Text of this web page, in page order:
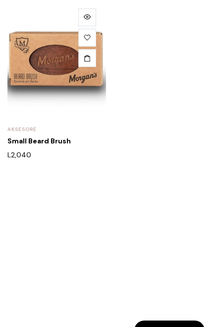
AKSESORË
Small Beard Brush
L2,040